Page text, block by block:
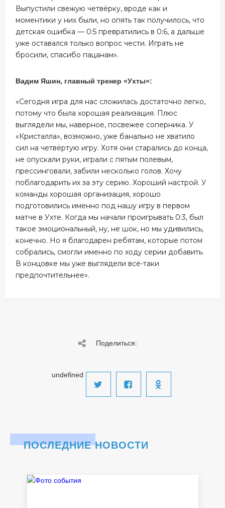
Выпустили свежую четвёрку, вроде как и
моментики у них были, но опять так получилось, что
детская ошибка — 0:5 превратились в 0:6, а дальше
уже оставался только вопрос чести. Играть не
бросили, спасибо пацанам».
Вадим Яшин, главный тренер «Ухты»:
«Сегодня игра для нас сложилась достаточно легко,
потому что была хорошая реализация. Плюс
выглядели мы, наверное, посвежее соперника. У
«Кристалла», возможно, уже банально не хватило
сил на четвёртую игру. Хотя они старались до конца,
не опускали руки, играли с пятым полевым,
прессинговали, забили несколько голов. Хочу
поблагодарить их за эту серию. Хороший настрой. У
команды хорошая организация, хорошо
подготовились именно под нашу игру в первом
матче в Ухте. Когда мы начали проигрывать 0:3, был
такое эмоциональный, ну, не шок, но мы удивились,
конечно. Но я благодарен ребятам, которые потом
собрались, смогли именно по ходу серии добавить.
В концовке мы уже выглядели всё-таки
предпочтительнее».
Поделиться:
undefined
ПОСЛЕДНИЕ НОВОСТИ